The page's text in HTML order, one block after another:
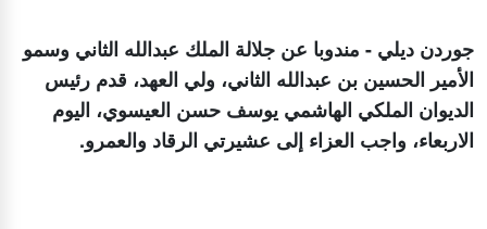
جوردن ديلي - مندوبا عن جلالة الملك عبدالله الثاني وسمو
الأمير الحسين بن عبدالله الثاني، ولي العهد، قدم رئيس
الديوان الملكي الهاشمي يوسف حسن العيسوي، اليوم
الاربعاء، واجب العزاء إلى عشيرتي الرقاد والعمرو.